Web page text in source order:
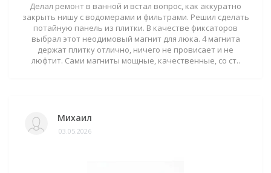
Делал ремонт в ванной и встал вопрос, как аккуратно
закрыть нишу с водомерами и фильтрами. Решил сделать
потайную панель из плитки. В качестве фиксаторов
выбрал этот неодимовый магнит для люка. 4 магнита
держат плитку отлично, ничего не провисает и не
люфтит. Сами магниты мощные, качественные, со ст..
Михаил
03.05.2026